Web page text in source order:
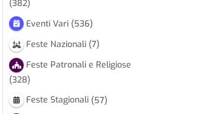
(382)
Eventi Vari (536)
Feste Nazionali (7)
Feste Patronali e Religiose
(328)
Feste Stagionali (57)